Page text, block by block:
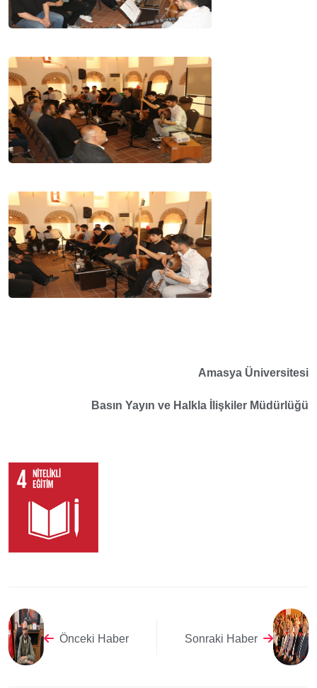
Amasya Üniversitesi
Basın Yayın ve Halkla İlişkiler Müdürlüğü
Önceki Haber Sonraki Haber